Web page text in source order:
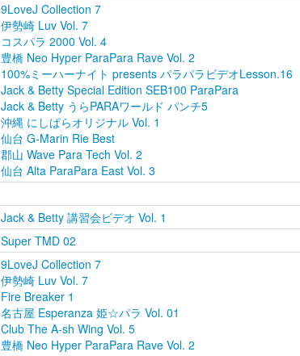
9LoveJ Collection 7
伊勢崎 Luv Vol. 7
コスパラ 2000 Vol. 4
豊橋 Neo Hyper ParaPara Rave Vol. 2
100%ミーハーナイト presents パラパラビデオLesson.16
Jack & Betty Special Edition SEB100 ParaPara
Jack & Betty うらPARAワールド パンチ5
沖縄 にしぱらオリジナル Vol. 1
仙台 G-Marin Rie Best
郡山 Wave Para Tech Vol. 2
仙台 Alta ParaPara East Vol. 3
Jack & Betty 講習会ビデオ Vol. 1
Super TMD 02
9LoveJ Collection 7
伊勢崎 Luv Vol. 7
Fire Breaker 1
名古屋 Esperanza 姫☆パラ Vol. 01
Club The A-sh Wing Vol. 5
豊橋 Neo Hyper ParaPara Rave Vol. 2